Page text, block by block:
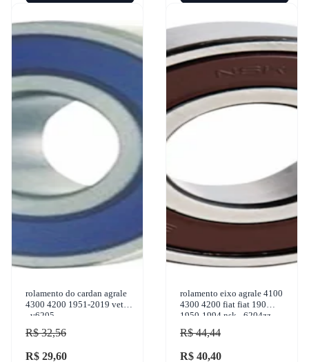
rolamento do cardan agrale
4300 4200 1951-2019 vetor
- v6205
R$ 32,56
R$ 29,60
rolamento eixo agrale 4100
4300 4200 fiat fiat 190
1950-1994 nsk - 6204zz
R$ 44,44
R$ 40,40